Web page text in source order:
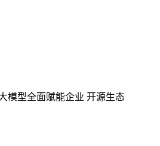
模型全面赋能企业 开源生态